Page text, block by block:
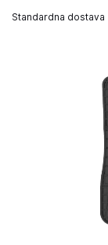
Standardna dostava